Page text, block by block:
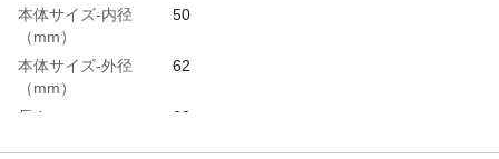
本体サイズ-内径
（mm）
50
本体サイズ-外径
（mm）
62
長さ
20m